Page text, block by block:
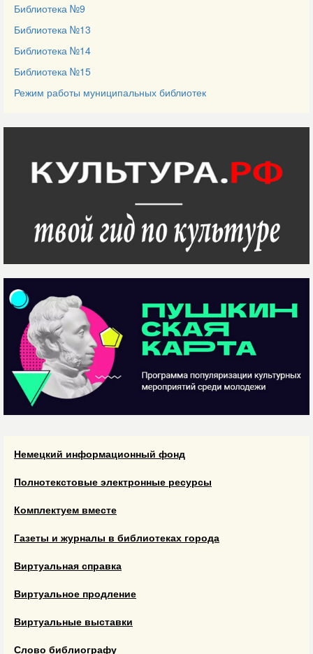
Библиотека №9
Библиотека №13
Библиотека №14
Библиотека №15
Режим работы муниципальных библиотек
Немецкий информационный фонд
Полнотекстовые электронные ресурсы
Комплектуем вместе
Газеты и журналы в библиотеках города
Виртуальная справка
Виртуальное продление
Виртуальные выставки
Слово библиографу